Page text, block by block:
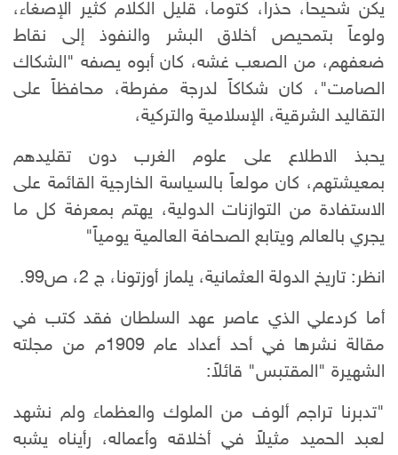
يكن شحيحاً، حذراً، كتوماً، قليل الكلام كثير الإصغاء،
ولوعاً بتمحيص أخلاق البشر والنفوذ إلى نقاط
ضعفهم، من الصعب غشه، كان أبوه يصفه "الشكاك
الصامت"، كان شكاكاً لدرجة مفرطة، محافظاً على
التقاليد الشرقية، الإسلامية والتركية،
يحبذ الاطلاع على علوم الغرب دون تقليدهم
بمعيشتهم، كان مولعاً بالسياسة الخارجية القائمة على
الاستفادة من التوازنات الدولية، يهتم بمعرفة كل ما
يجري بالعالم ويتابع الصحافة العالمية يومياً"
انظر: تاريخ الدولة العثمانية، يلماز أوزتونا، ج 2، ص99.
أما كردعلي الذي عاصر عهد السلطان فقد كتب في
مقالة نشرها في أحد أعداد عام 1909م من مجلته
الشهيرة "المقتبس" قائلاً:
"تدبرنا تراجم ألوف من الملوك والعظماء ولم نشهد
لعبد الحميد مثيلاً في أخلاقه وأعماله، رأيناه يشبه